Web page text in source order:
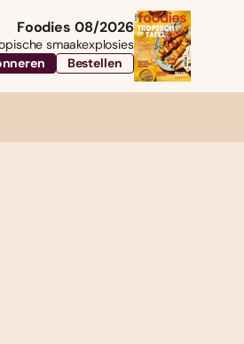
Foodies 08/2026
smaakexplosies
Bestellen